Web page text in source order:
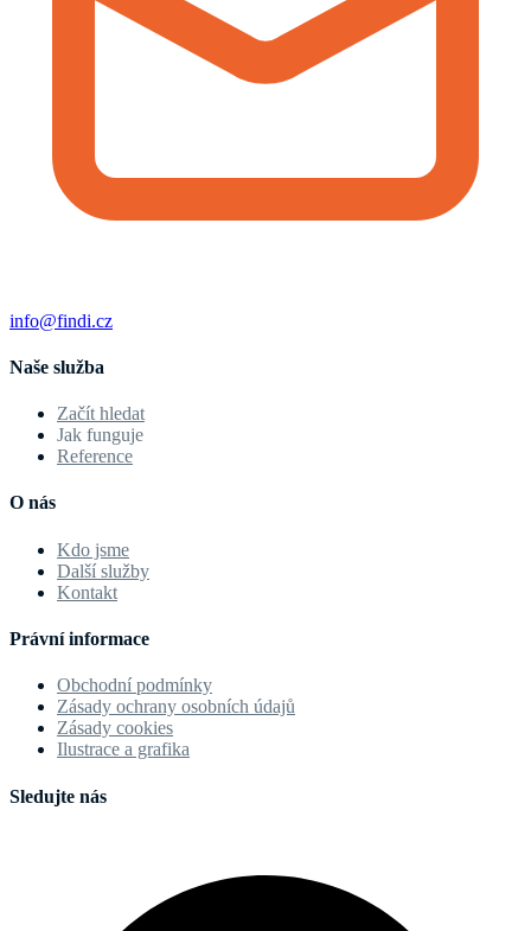
info@findi.cz
Naše služba
Začít hledat
Jak funguje
Reference
O nás
Kdo jsme
Další služby
Kontakt
Právní informace
Obchodní podmínky
Zásady ochrany osobních údajů
Zásady cookies
Ilustrace a grafika
Sledujte nás